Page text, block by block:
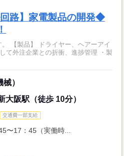
回路】家電製品の開発◆
イ
）
大阪駅（徒歩 10分）
交通費一部支給
〜17：45（実働時...